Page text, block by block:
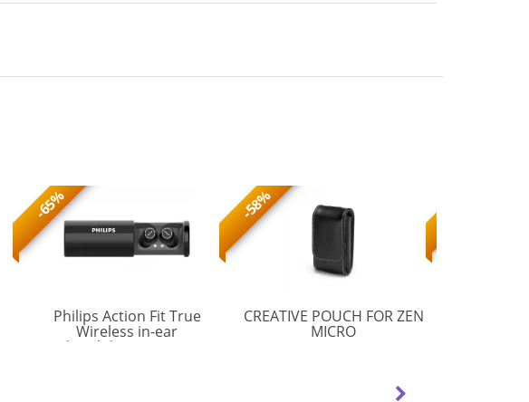
-65%
Philips Action Fit True
Wireless in-ear
headphones, IPX5
-58%
CREATIVE POUCH FOR ZEN
MICROPOUCH